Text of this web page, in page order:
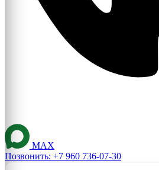
MAX
Позвонить: +7 960 736-07-30